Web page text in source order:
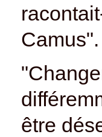
Camus".
être